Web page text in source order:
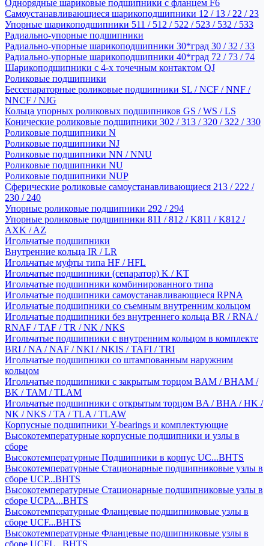
Однорядные шариковые подшипники с фланцем F6
Самоустанавливающиеся шарикоподшипники 12 / 13 / 22 / 23
Упорные шарикоподшипники 511 / 512 / 522 / 523 / 532 / 533
Радиально-упорные подшипники
Радиально-упорные шарикоподшипники 30*град 30 / 32 / 33
Радиально-упорные шарикоподшипники 40*град 72 / 73 / 74
Шарикоподшипники с 4-х точечным контактом QJ
Роликовые подшипники
Бессепараторные роликовые подшипники SL / NCF / NNF /
NNCF / NJG
Кольца упорных роликовых подшипников GS / WS / LS
Конические роликовые подшипники 302 / 313 / 320 / 322 / 330
Роликовые подшипники N
Роликовые подшипники NJ
Роликовые подшипники NN / NNU
Роликовые подшипники NU
Роликовые подшипники NUP
Сферические роликовые самоустанавливающиеся 213 / 222 /
230 / 240
Упорные роликовые подшипники 292 / 294
Упорные роликовые подшипники 811 / 812 / K811 / K812 /
AXK / AZ
Игольчатые подшипники
Внутренние кольца IR / LR
Игольчатые муфты типа HF / HFL
Игольчатые подшипники (сепаратор) K / KT
Игольчатые подшипники комбинированного типа
Игольчатые подшипники самоустанавливающиеся RPNA
Игольчатые подшипники со съемным внутренним кольцом
Игольчатые подшипники без внутреннего кольца BR / RNA /
RNAF / TAF / TR / NK / NKS
Игольчатые подшипники с внутренним кольцом в комплекте
BRI / NA / NAF / NKI / NKIS / TAFI / TRI
Игольчатые подшипники со штампованным наружним
кольцом
Игольчатые подшипники с закрытым торцом BAM / BHAM /
BK / TAM / TLAM
Игольчатые подшипники с открытым торцом BA / BHA / HK /
NK / NKS / TA / TLA / TLAW
Корпусные подшипники Y-bearings и комплектующие
Высокотемпературные корпусные подшипники и узлы в
сборе
Высокотемпературные Подшипники в корпус UC...BHTS
Высокотемпературные Стационарные подшипниковые узлы в
сборе UCP...BHTS
Высокотемпературные Стационарные подшипниковые узлы в
сборе UCPA...BHTS
Высокотемпературные Фланцевые подшипниковые узлы в
сборе UCF...BHTS
Высокотемпературные Фланцевые подшипниковые узлы в
сборе UCFL...BHTS